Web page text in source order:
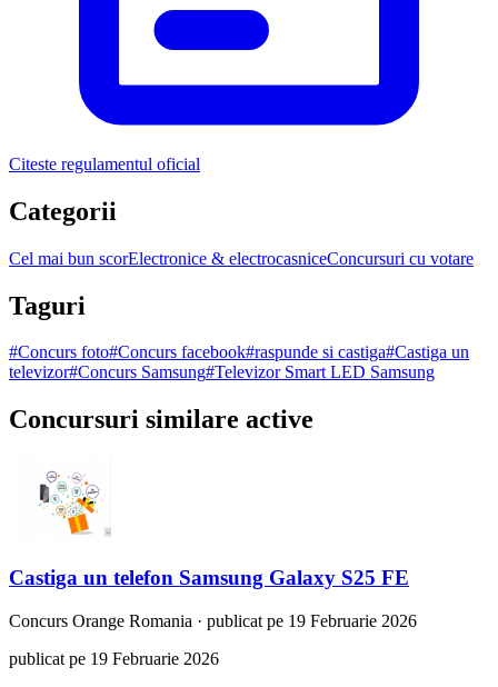
Citeste regulamentul oficial
Categorii
Cel mai bun scorElectronice & electrocasniceConcursuri cu votare
Taguri
#Concurs foto#Concurs facebook#raspunde si castiga#Castiga un
televizor#Concurs Samsung#Televizor Smart LED Samsung
Concursuri similare active
Castiga un telefon Samsung Galaxy S25 FE
Concurs Orange Romania · publicat pe 19 Februarie 2026
publicat pe 19 Februarie 2026